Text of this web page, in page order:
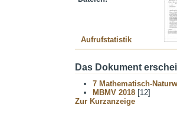
Aufrufstatistik
Das Dokument
7 Mathematisch-
MBMV 2018 [12]
Zur Kurzanzeige